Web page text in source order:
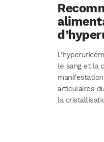
de
le sang et la
articulaires
la